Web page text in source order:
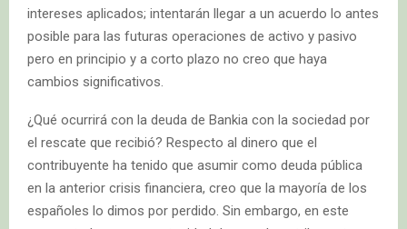
intereses aplicados; intentarán llegar a un acuerdo lo antes
posible para las futuras operaciones de activo y pasivo
pero en principio y a corto plazo no creo que haya
cambios significativos.
¿Qué ocurrirá con la deuda de Bankia con la sociedad por
el rescate que recibió? Respecto al dinero que el
contribuyente ha tenido que asumir como deuda pública
en la anterior crisis financiera, creo que la mayoría de los
españoles lo dimos por perdido. Sin embargo, en este